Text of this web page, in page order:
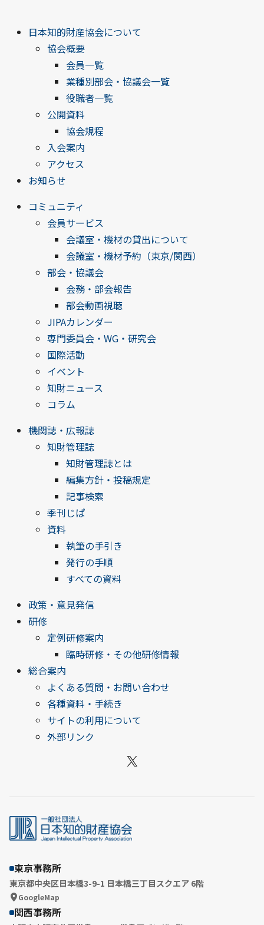
日本知的財産協会について
協会概要
会員一覧
業種別部会・協議会一覧
役職者一覧
公開資料
協会規程
入会案内
アクセス
お知らせ
コミュニティ
会員サービス
会議室・機材の貸出について
会議室・機材予約（東京/関西）
部会・協議会
会務・部会報告
部会動画視聴
JIPAカレンダー
専門委員会・WG・研究会
国際活動
イベント
知財ニュース
コラム
機関誌・広報誌
知財管理誌
知財管理誌とは
編集方針・投稿規定
記事検索
季刊じぱ
資料
執筆の手引き
発行の手順
すべての資料
政策・意見発信
研修
定例研修案内
臨時研修・その他研修情報
総合案内
よくある質問・お問い合わせ
各種資料・手続き
サイトの利用について
外部リンク
X
東京事務所
東京都中央区日本橋3-9-1 日本橋三丁目スクエア 6階
GoogleMap
関西事務所